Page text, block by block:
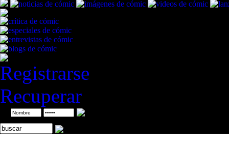
Registrarse
Recuperar